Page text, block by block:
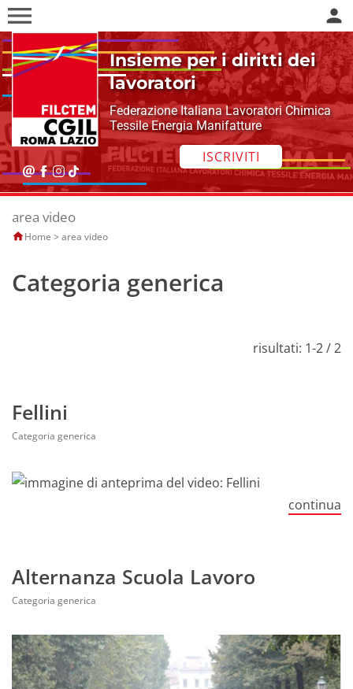
menu person
Insieme per i diritti dei
lavoratori
Federazione Italiana Lavoratori Chimica
Tessile Energia Manifatture
ISCRIVITI
area video
Home > area video
Invia
Categoria generica
risultati: 1-2 / 2
Fellini
Categoria generica
continua
Alternanza Scuola Lavoro
Categoria generica